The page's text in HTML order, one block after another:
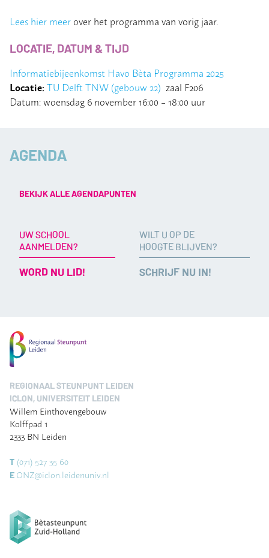
Lees hier meerover het programma van vorig jaar.
LOCATIE, DATUM & TIJD
Informatiebijeenkomst Havo Bèta Programma 2025
Locatie: TU Delft TNW (gebouw 22) zaal F206
Datum: woensdag 6 november 16:00 – 18:00 uur
AGENDA
BEKIJK ALLE AGENDAPUNTEN
UW SCHOOL
AANMELDEN?
WORD NU LID!
WILT U OP DE
HOOGTE BLIJVEN?
SCHRIJF NU IN!
REGIONAAL STEUNPUNT LEIDEN
ICLON, UNIVERSITEIT LEIDEN
Willem Einthovengebouw
Kolffpad 1
2333 BN Leiden
T (071) 527 35 60
E ONZ@iclon.leidenuniv.nl